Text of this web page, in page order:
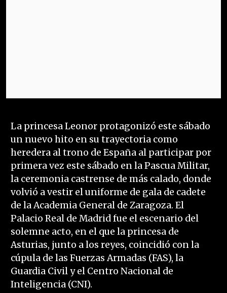
La princesa Leonor protagonizó este sábado
un nuevo hito en su trayectoria como
heredera al trono de España al participar por
primera vez este sábado en la Pascua Militar,
la ceremonia castrense de más calado, donde
volvió a vestir el uniforme de gala de cadete
de la Academia General de Zaragoza. El
Palacio Real de Madrid fue el escenario del
solemne acto, en el que la princesa de
Asturias, junto a los reyes, coincidió con la
cúpula de las Fuerzas Armadas (FAS), la
Guardia Civil y el Centro Nacional de
Inteligencia (CNI).